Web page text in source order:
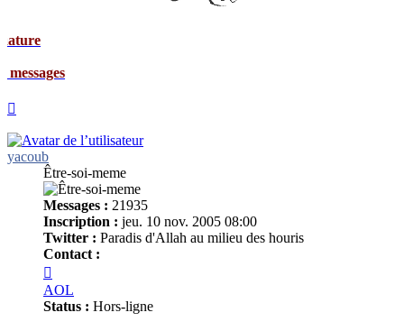
yacoub
Être-soi-meme
Messages : 21935
Inscription : jeu. 10 nov. 2005 08:00
Twitter : Paradis d'Allah au milieu des houris
Contact :
yacoub
AOL
Status : Hors-ligne